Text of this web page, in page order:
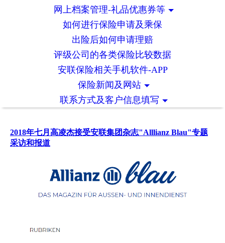
网上档案管理-礼品优惠券等
如何进行保险申请及乘保
出险后如何申请理赔
评级公司的各类保险比较数据
安联保险相关手机软件-APP
保险新闻及网站
联系方式及客户信息填写
2018年七月高凌杰接受安联集团杂志"Alllianz Blau"专题
采访和报道